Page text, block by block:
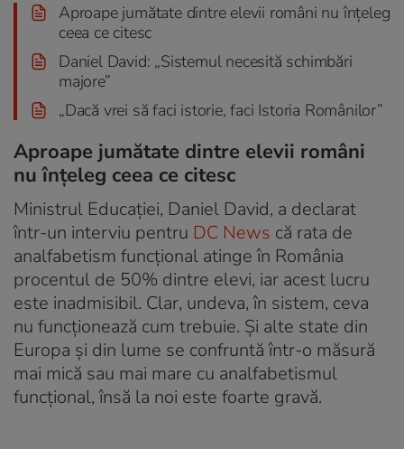
Aproape jumătate dintre elevii români nu înțeleg
ceea ce citesc
Daniel David: „Sistemul necesită schimbări
majore”
„Dacă vrei să faci istorie, faci Istoria Românilor”
Aproape jumătate dintre elevii români
nu înțeleg ceea ce citesc
Ministrul Educației, Daniel David, a declarat
într-un interviu pentru DC News că rata de
analfabetism funcțional atinge în România
procentul de 50% dintre elevi, iar acest lucru
este inadmisibil. Clar, undeva, în sistem, ceva
nu funcționează cum trebuie. Și alte state din
Europa și din lume se confruntă într-o măsură
mai mică sau mai mare cu analfabetismul
funcțional, însă la noi este foarte gravă.